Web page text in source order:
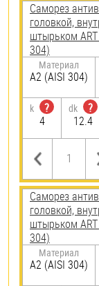
Саморез
головкой,
штырьком
304)
Материал
А2 (AISI 304)
k
?
4
dk
?
12.4
Саморез
головкой,
штырьком
304)
Материал
А2 (AISI 304)